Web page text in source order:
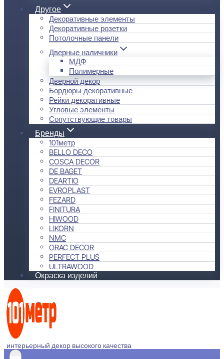
Другое
Декоративные элементы
Декоративные розетки
Потолочные панели
Дверные наличники
МДФ
Полимерные
Дверной декор
Бордюры декоративные
Рейки декоративные
Угловые элементы
Сопутствующие товары
Бренды
101метр
BELLO DECO
COSCA DECOR
DE BAGET
DEARTIO
EVROPLAST
FEZARD
FINITURA
HIWOOD
LIKORN
NMC
ORAC DECOR
PERFECT PLUS
ULTRAWOOD
Окраска изделий
интерьерный декор высокого качества